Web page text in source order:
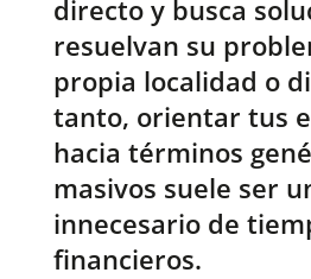
directo y busca
resuelvan su
propia localidad o
tanto, orientar tus
hacia términos
masivos suele ser
innecesario de
financieros.